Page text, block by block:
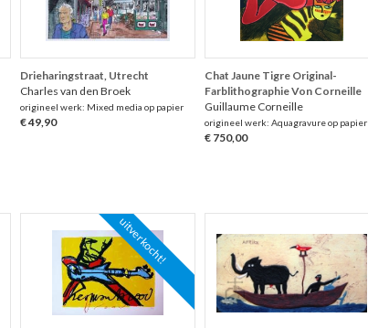
Drieharingstraat, Utrecht
Charles van den Broek
origineel werk: Mixed media op papier
€ 49,90
Chat Jaune Tigre Original-
Farblithographie Von Corneille
Guillaume Corneille
origineel werk: Aquagravure op papier
€ 750,00
uitverkocht!